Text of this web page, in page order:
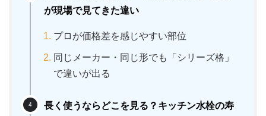
が現場で見てきた違い
プロが価格差を感じやすい部位
同じメーカー・同じ形でも「シリーズ格」
で違いが出る
長く使うならどこを見る？キッチン水栓の寿